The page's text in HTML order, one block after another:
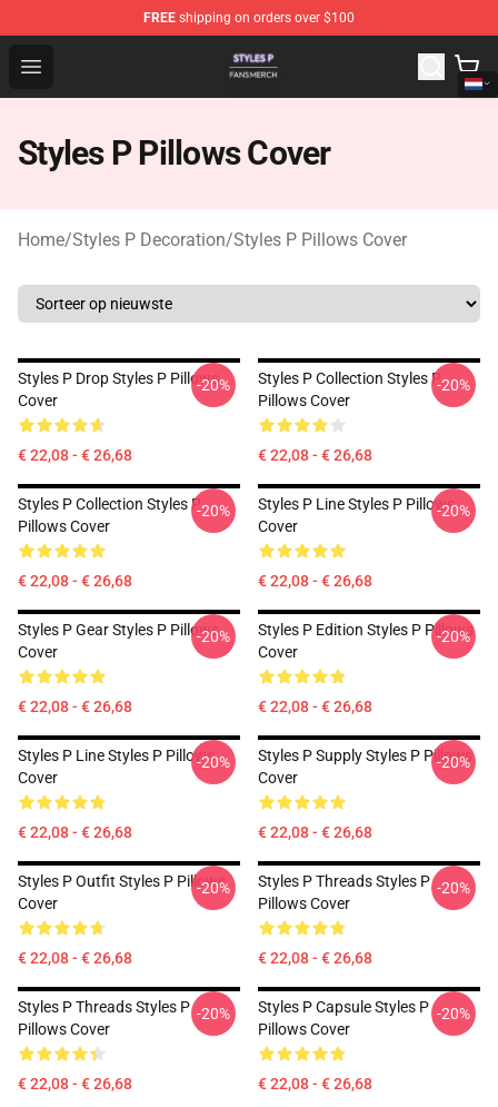
FREE shipping on orders over $100
Open menu
Styles P Shop - Official Styles P Merchandise Store
Styles P Pillows Cover
Home/Styles P Decoration/Styles P Pillows Cover
Styles P Drop Styles P Pillows
Cover
€ 22,08 - € 26,68
-20%
Styles P Collection Styles P
Pillows Cover
€ 22,08 - € 26,68
-20%
Styles P Collection Styles P
Pillows Cover
€ 22,08 - € 26,68
-20%
Styles P Line Styles P Pillows
Cover
€ 22,08 - € 26,68
-20%
Styles P Gear Styles P Pillows
Cover
€ 22,08 - € 26,68
-20%
Styles P Edition Styles P Pillows
Cover
€ 22,08 - € 26,68
-20%
Styles P Line Styles P Pillows
Cover
€ 22,08 - € 26,68
-20%
Styles P Supply Styles P Pillows
Cover
€ 22,08 - € 26,68
-20%
Styles P Outfit Styles P Pillows
Cover
€ 22,08 - € 26,68
-20%
Styles P Threads Styles P
Pillows Cover
€ 22,08 - € 26,68
-20%
Styles P Threads Styles P
Pillows Cover
€ 22,08 - € 26,68
-20%
Styles P Capsule Styles P
Pillows Cover
€ 22,08 - € 26,68
-20%